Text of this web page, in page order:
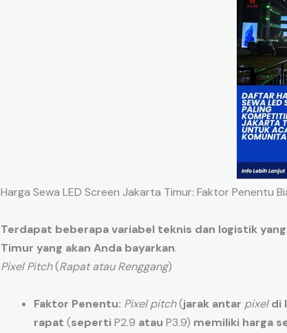
Harga Sewa LED Screen Jakarta Timur: Faktor Penentu
Terdapat beberapa variabel teknis dan logistik
Timur yang akan Anda bayarkan.
Pixel Pitch(Rapat atau Renggang)
Faktor Penentu: Pixel pitch(jarak antar pixel di
rapat (seperti P2.9 atau P3.9) memiliki harga